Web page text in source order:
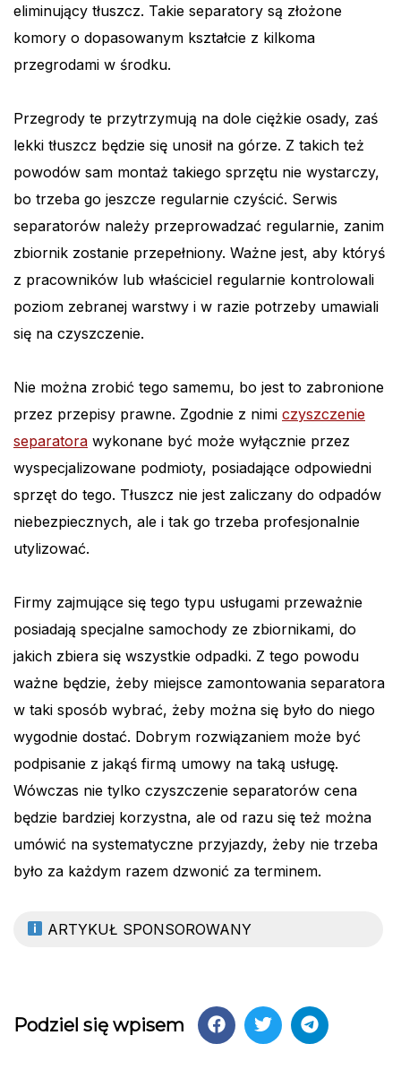
eliminujący tłuszcz. Takie separatory są złożone
komory o dopasowanym kształcie z kilkoma
przegrodami w środku.
Przegrody te przytrzymują na dole ciężkie osady, zaś
lekki tłuszcz będzie się unosił na górze. Z takich też
powodów sam montaż takiego sprzętu nie wystarczy,
bo trzeba go jeszcze regularnie czyścić. Serwis
separatorów należy przeprowadzać regularnie, zanim
zbiornik zostanie przepełniony. Ważne jest, aby któryś
z pracowników lub właściciel regularnie kontrolowali
poziom zebranej warstwy i w razie potrzeby umawiali
się na czyszczenie.
Nie można zrobić tego samemu, bo jest to zabronione
przez przepisy prawne. Zgodnie z nimi czyszczenie
separatora wykonane być może wyłącznie przez
wyspecjalizowane podmioty, posiadające odpowiedni
sprzęt do tego. Tłuszcz nie jest zaliczany do odpadów
niebezpiecznych, ale i tak go trzeba profesjonalnie
utylizować.
Firmy zajmujące się tego typu usługami przeważnie
posiadają specjalne samochody ze zbiornikami, do
jakich zbiera się wszystkie odpadki. Z tego powodu
ważne będzie, żeby miejsce zamontowania separatora
w taki sposób wybrać, żeby można się było do niego
wygodnie dostać. Dobrym rozwiązaniem może być
podpisanie z jakąś firmą umowy na taką usługę.
Wówczas nie tylko czyszczenie separatorów cena
będzie bardziej korzystna, ale od razu się też można
umówić na systematyczne przyjazdy, żeby nie trzeba
było za każdym razem dzwonić za terminem.
ARTYKUŁ SPONSOROWANY
Podziel się wpisem